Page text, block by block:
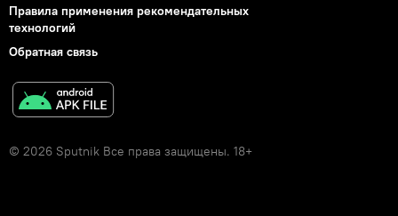
Правила применения рекомендательных
технологий
Обратная связь
© 2026 Sputnik Все права защищены. 18+